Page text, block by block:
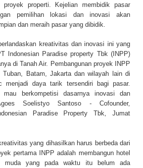
proyek properti. Kejelian membidik pasar
pemilihan lokasi dan inovasi akan
dan meraih pasar yang dibidik.
kreativitas dan inovasi ini yang
Indonesian Paradise property Tbk (INPP)
di Tanah Air. Pembangunan proyek INPP
Batam, Jakarta dan wilayah lain di
menjadi daya tarik tersendiri bagi pasar.
berkompetisi dasarnya inovasi dan
Soelistyo Santoso - Cofounder,
Paradise Property Tbk, Jumat
yang dihasilkan harus berbeda dari
pertama INPP adalah membangun hotel
muda yang pada waktu itu belum ada